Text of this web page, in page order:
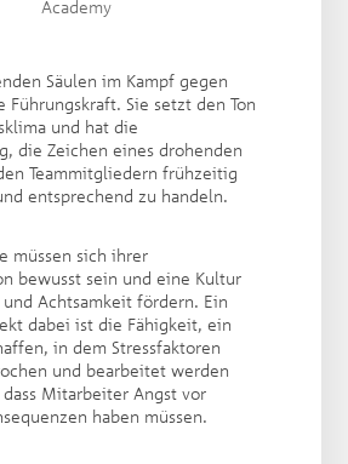
Academy
Säulen im Kampf gegen
Führungskraft. Sie setzt den Ton
und hat die
die Zeichen eines drohenden
Teammitgliedern frühzeitig
entsprechend zu handeln.
müssen sich ihrer
bewusst sein und eine Kultur
Achtsamkeit fördern. Ein
dabei ist die Fähigkeit, ein
in dem Stressfaktoren
und bearbeitet werden
Mitarbeiter Angst vor
haben müssen.